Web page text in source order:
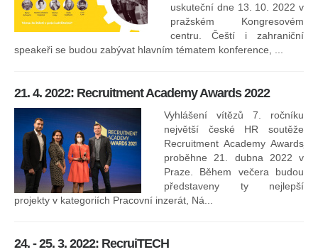
uskuteční dne 13. 10. 2022 v
pražském Kongresovém
centru. Čeští i zahraniční
speakeři se budou zabývat hlavním tématem konference, ...
21. 4. 2022: Recruitment Academy Awards 2022
Vyhlášení vítězů 7. ročníku
největší české HR soutěže
Recruitment Academy Awards
proběhne 21. dubna 2022 v
Praze. Během večera budou
představeny ty nejlepší
projekty v kategoriích Pracovní inzerát, Ná...
24. - 25. 3. 2022: RecruiTECH